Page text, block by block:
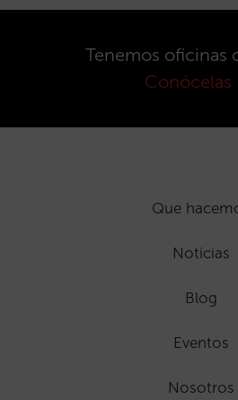
Tenemos oficinas
Conócelas
Que
Noticias
Blog
Eventos
Nosotros